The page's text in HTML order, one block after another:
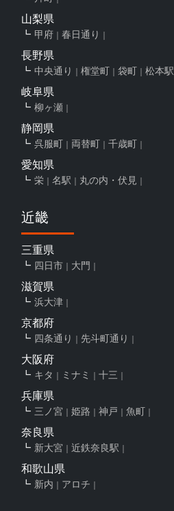
山梨県
甲府 春日通り
長野県
中央通り 権堂町 袋町 松本駅
岐阜県
柳ヶ瀬
静岡県
呉服町 両替町 千歳町
愛知県
栄 名駅 丸の内・伏見
近畿
三重県
四日市 大門
滋賀県
浜大津
京都府
四条通り 先斗町通り
大阪府
キタ ミナミ 十三
兵庫県
三ノ宮 姫路 神戸 魚町
奈良県
新大宮 近鉄奈良駅
和歌山県
新内 アロチ